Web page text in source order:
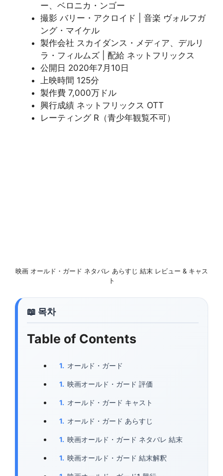
ー、ベロニカ・ンゴー
撮影 バリー・アクロイド | 音楽 ヴォルフガ
ング・マイケル
製作会社 スカイダンス・メディア、デルリ
ラ・フィルムズ | 配給 ネットフリックス
公開日 2020年7月10日
上映時間 125分
製作費 7,000万ドル
興行成績 ネットフリックス OTT
レーティング R（青少年観覧不可）
映画 オールド・ガード ネタバレ あらすじ 結末 レビュー & キャス
ト
Table of Contents
オールド・ガード
映画オールド・ガード 評価
オールド・ガード キャスト
オールド・ガード あらすじ
映画オールド・ガード ネタバレ 結末
映画オールド・ガード 結末解釈